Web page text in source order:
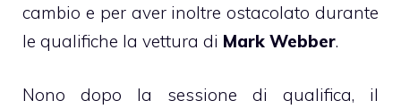
cambio e per aver inoltre ostacolato durante
le qualifiche la vettura di Mark Webber.
Nono dopo la sessione di qualifica, il